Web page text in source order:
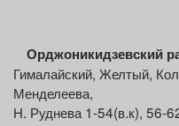
Орджоникидзевский
Гималайский, Желтый,
Менделеева,
Н. Руднева 1-54(в.к), 56-